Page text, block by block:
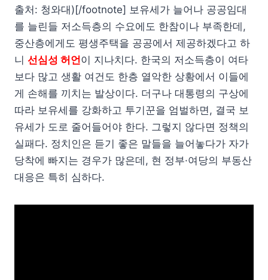
출처: 청와대)[/footnote] 보유세가 늘어나 공공임대
를 늘린들 저소득층의 수요에도 한참이나 부족한데,
중산층에게도 평생주택을 공공에서 제공하겠다고 하
니 선심성 허언이 지나치다. 한국의 저소득층이 여타
보다 많고 생활 여건도 한층 열악한 상황에서 이들에
게 손해를 끼치는 발상이다. 더구나 대통령의 구상에
따라 보유세를 강화하고 투기꾼을 엄벌하면, 결국 보
유세가 도로 줄어들어야 한다. 그렇지 않다면 정책의
실패다. 정치인은 듣기 좋은 말들을 늘어놓다가 자가
당착에 빠지는 경우가 많은데, 현 정부·여당의 부동산
대응은 특히 심하다.